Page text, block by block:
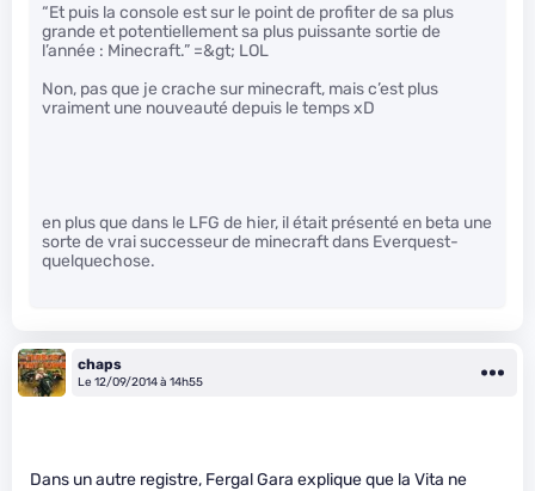
“Et puis la console est sur le point de profiter de sa plus
grande et potentiellement sa plus puissante sortie de
l’année : Minecraft.” =&gt; LOL
Non, pas que je crache sur minecraft, mais c’est plus
vraiment une nouveauté depuis le temps xD
en plus que dans le LFG de hier, il était présenté en beta une
sorte de vrai successeur de minecraft dans Everquest-
quelquechose.
chaps
Le 12/09/2014 à 14h55
Dans un autre registre, Fergal Gara explique que la Vita ne